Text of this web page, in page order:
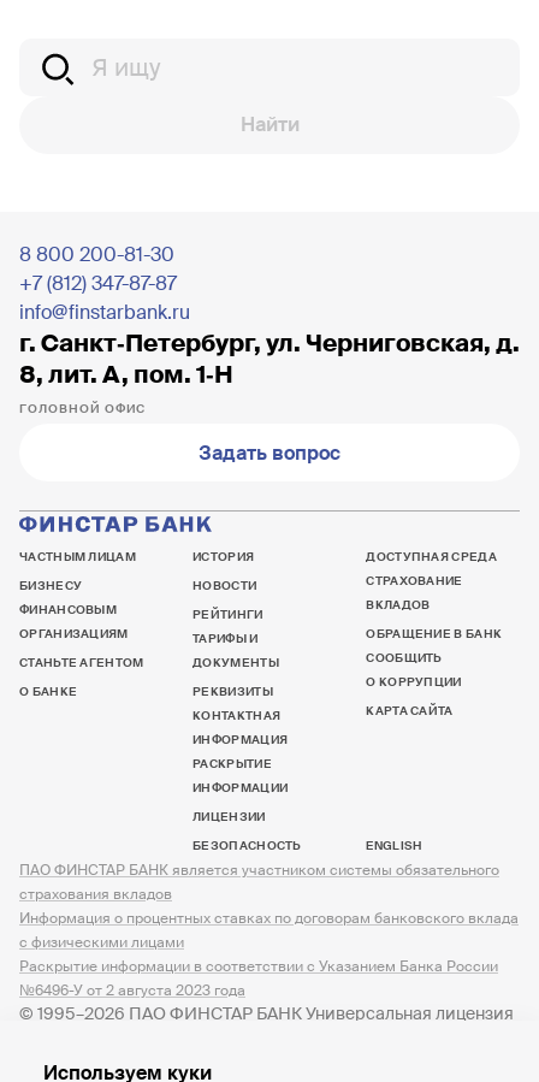
Найти
8 800 200-81-30
+7 (812) 347-87-87
info@finstarbank.ru
г. Санкт‐Петербург, ул. Черниговская, д.
8, лит. А, пом. 1‐Н
ГОЛОВНОЙ ОФИС
Задать вопрос
ЧАСТНЫМ ЛИЦАМ
БИЗНЕСУ
ФИНАНСОВЫМ
ОРГАНИЗАЦИЯМ
СТАНЬТЕ АГЕНТОМ
О БАНКЕ
ИСТОРИЯ
НОВОСТИ
РЕЙТИНГИ
ТАРИФЫ И
ДОКУМЕНТЫ
РЕКВИЗИТЫ
КОНТАКТНАЯ
ИНФОРМАЦИЯ
РАСКРЫТИЕ
ИНФОРМАЦИИ
ЛИЦЕНЗИИ
БЕЗОПАСНОСТЬ
ДОСТУПНАЯ СРЕДА
СТРАХОВАНИЕ
ВКЛАДОВ
ОБРАЩЕНИЕ В БАНК
СООБЩИТЬ
О КОРРУПЦИИ
КАРТА САЙТА
ENGLISH
© 1995–2026 ПАО ФИНСТАР БАНК Универсальная лицензия
ПАО ФИНСТАР БАНК является участником системы обязательного
страхования вкладов
Информация о процентных ставках по договорам банковского вклада
с физическими лицами
Раскрытие информации в соответствии с Указанием Банка России
№6496-У от 2 августа 2023 года
Используем куки